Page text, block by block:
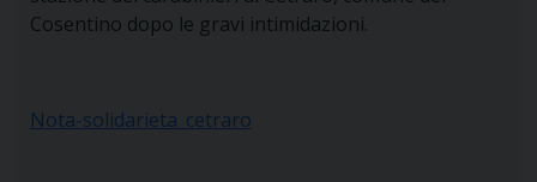
Cosentino dopo le gravi intimidazioni.
Nota-solidarieta_cetraro